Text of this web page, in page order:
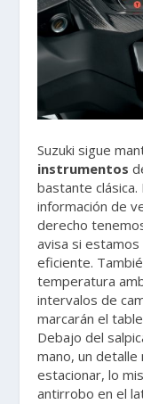
Suzuki sigue
instrumentos
bastante
información de
derecho
avisa si estamos
eficiente.
temperatura
intervalos de
marcarán el
Debajo del
mano, un detalle
estacionar, lo
antirrobo en el